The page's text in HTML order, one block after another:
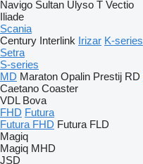
Navigo Sultan Ulyso T Vectio
Iliade
Scania
Century Interlink Irizar K-series
Setra
S-series
MD Maraton Opalin Prestij RD
Caetano Coaster
VDL Bova
FHD Futura
Futura FHD Futura FLD
Magiq
Magiq MHD
JSD